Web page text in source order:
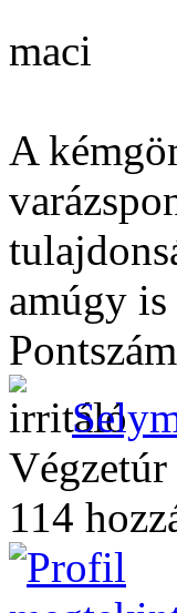
maci
A
amúgy
Végzetúr
114